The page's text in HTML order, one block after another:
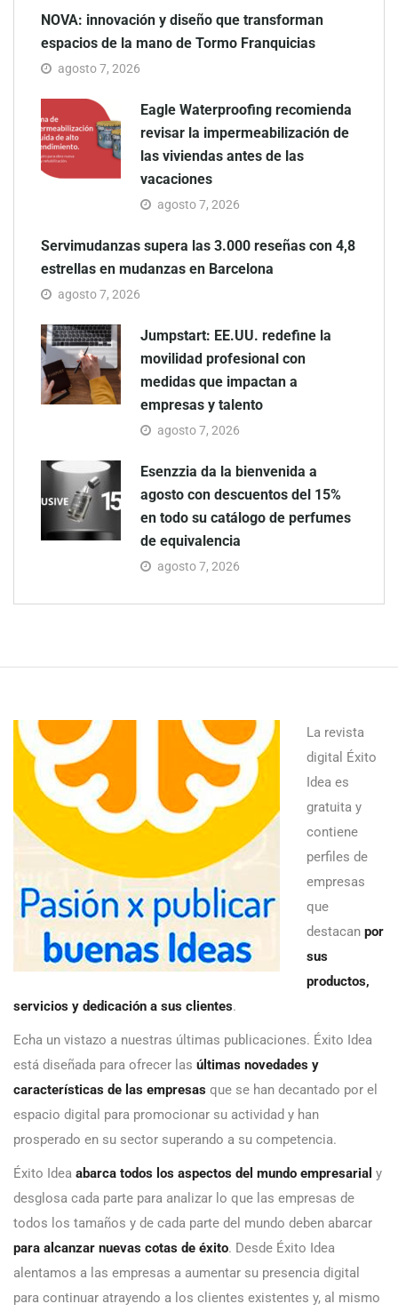
NOVA: innovación y diseño que transforman
espacios de la mano de Tormo Franquicias
agosto 7, 2026
Eagle Waterproofing recomienda
revisar la impermeabilización de
las viviendas antes de las
vacaciones
agosto 7, 2026
Servimudanzas supera las 3.000 reseñas con 4,8
estrellas en mudanzas en Barcelona
agosto 7, 2026
Jumpstart: EE.UU. redefine la
movilidad profesional con
medidas que impactan a
empresas y talento
agosto 7, 2026
Esenzzia da la bienvenida a
agosto con descuentos del 15%
en todo su catálogo de perfumes
de equivalencia
agosto 7, 2026
La revista
digital Éxito
Idea es
gratuita y
contiene
perfiles de
empresas
que
destacan por
sus
productos,
servicios y dedicación a sus clientes.
Echa un vistazo a nuestras últimas publicaciones. Éxito Idea
está diseñada para ofrecer las últimas novedades y
características de las empresas que se han decantado por el
espacio digital para promocionar su actividad y han
prosperado en su sector superando a su competencia.
Éxito Idea abarca todos los aspectos del mundo empresarial y
desglosa cada parte para analizar lo que las empresas de
todos los tamaños y de cada parte del mundo deben abarcar
para alcanzar nuevas cotas de éxito. Desde Éxito Idea
alentamos a las empresas a aumentar su presencia digital
para continuar atrayendo a los clientes existentes y, al mismo